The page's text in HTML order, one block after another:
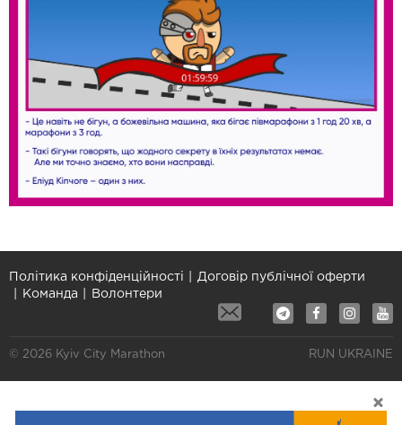
Політика конфіденційності
Договір публічної оферти
Команда
Волонтери
© 2026 Kyiv City Marathon RUN UKRAINE